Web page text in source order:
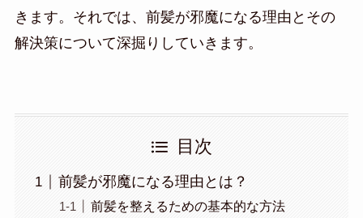
きます。それでは、前髪が邪魔になる理由とその
解決策について深掘りしていきます。
目次
前髪が邪魔になる理由とは？
前髪を整えるための基本的な方法